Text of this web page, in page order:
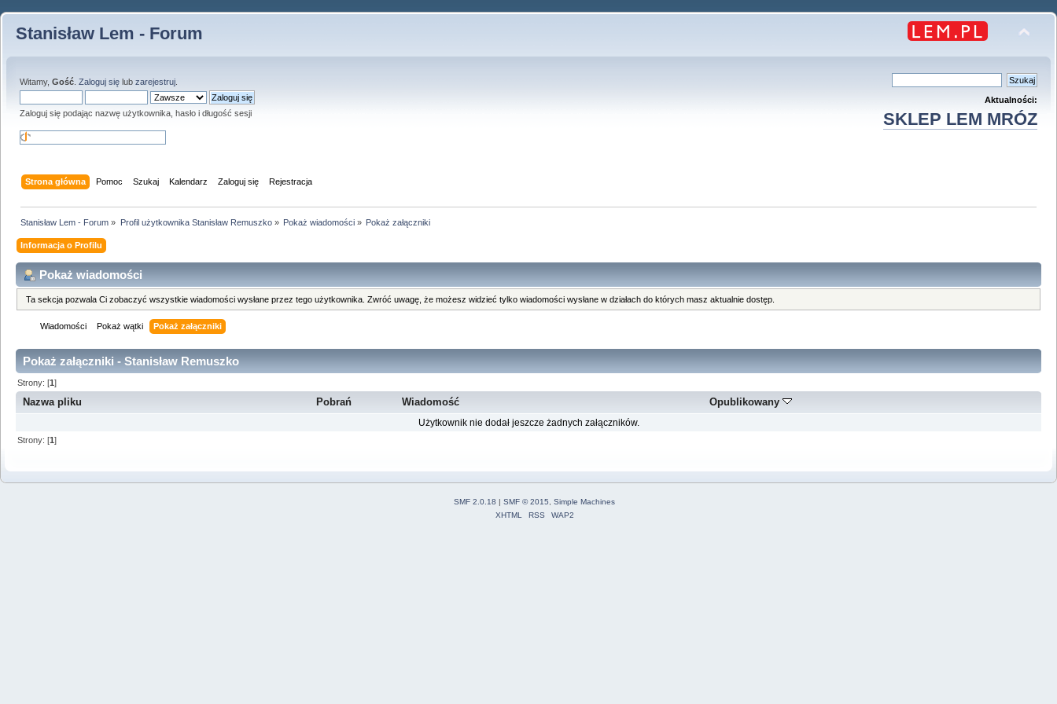
Stanisław Lem - Forum
Witamy, Gość Zaloguj się lub zarejestruj
Zaloguj się podając nazwę użytkownika, hasło i długość sesji
Aktualności:
SKLEP LEM MRÓZ
Strona główna Pomoc Szukaj Kalendarz Zaloguj się Rejestracja
Stanisław Lem - Forum » Profil użytkownika Stanisław Remuszko» Pokaż wiadomości» Pokaż załączniki
Informacja o Profilu
Pokaż wiadomości
Ta sekcja pozwala Ci zobaczyć wszystkie wiadomości wysłane przez tego użytkownika. Zwróć uwagę, że możesz widzieć tylko wiadomości wysłane w działach do których masz aktualnie dostęp.
Wiadomości Pokaż wątki Pokaż załączniki
Pokaż załączniki - Stanisław Remuszko
Strony: [1]
Nazwa pliku Pobrań Wiadomość Opublikowany
Użytkownik nie dodał jeszcze żadnych załączników.
Strony: [1]
SMF 2.0.18 | SMF © 2015
Simple Machines
XHTML
RSS WAP2